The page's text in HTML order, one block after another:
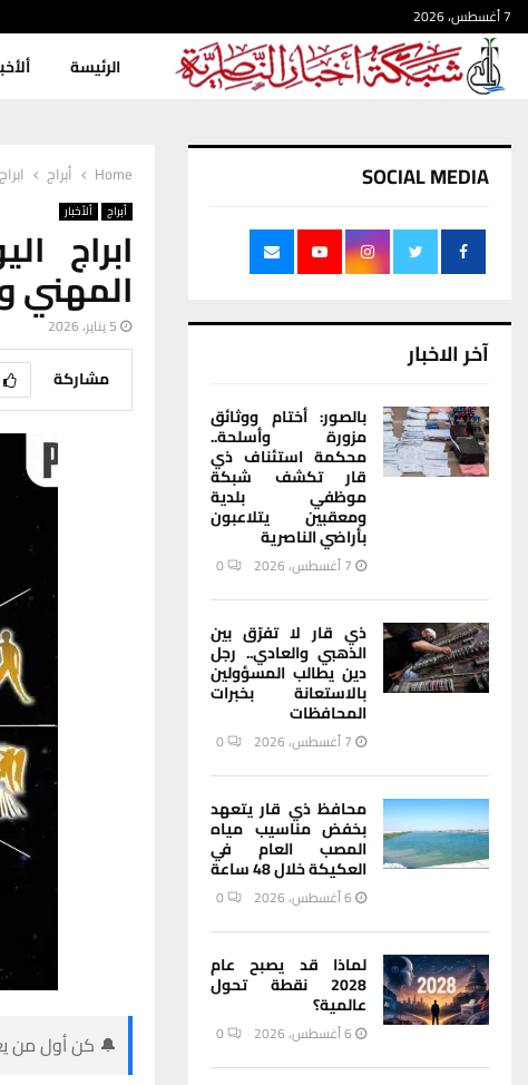
7 أغسطس، 2026
الرئيسة
Home أبراج
أبراج ألأخبار
ابراج
المهني
5 يناير، 2026
مشاركة
🔔 كن أول من
SOCIAL MEDIA
آخر الاخبار
بالصور: أختام ووثائق
مزورة وأسلحة..
محكمة استئناف ذي
قار تكشف شبكة
موظفي بلدية
ومعقبين يتلاعبون
بأراضي الناصرية
7 أغسطس، 2026 0
ذي قار لا تفرّق بين
الذهبي والعادي.. رجل
دين يطالب المسؤولين
بالاستعانة بخبرات
المحافظات
7 أغسطس، 2026 0
محافظ ذي قار يتعهد
بخفض مناسيب مياه
المصب العام في
العكيكة خلال 48 ساعة
6 أغسطس، 2026 0
لماذا قد يصبح عام
2028 نقطة تحول
عالمية؟
6 أغسطس، 2026 0